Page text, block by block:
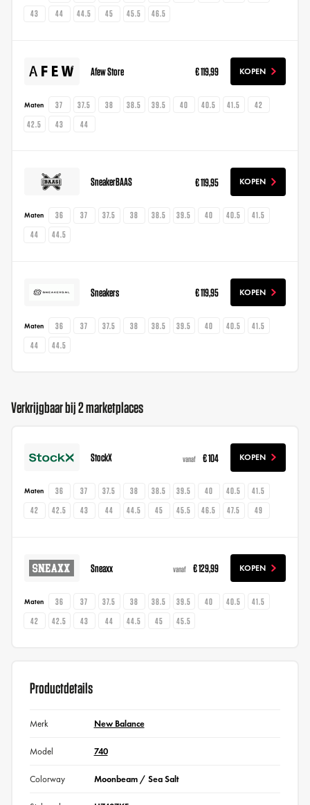
43
44 44.5 45 45.5 46.5
Afew Store € 119,99 KOPEN
Maten 37 37.5 38 38.5 39.5 40 40.5 41.5
42
42.5
43 44
SneakerBAAS € 119,95 KOPEN
Maten 36 37 37.5 38 38.5 39.5 40 40.5
41.5
44
44.5
Sneakers € 119,95 KOPEN
Maten 36 37 37.5 38 38.5 39.5 40 40.5
41.5
44
44.5
Verkrijgbaar bij 2 marketplaces
StockX vanaf € 104 KOPEN
Maten 36 37 37.5 38 38.5 39.5 40 40.5
41.5
42
42.5 43 44 44.5 45 45.5 46.5 47.5 49
Sneaxx vanaf € 129,99 KOPEN
Maten 36 37 37.5 38 38.5 39.5 40 40.5
41.5
42
42.5 43 44 44.5 45 45.5
Productdetails
Merk New Balance
Model 740
Colorway Moonbeam / Sea Salt